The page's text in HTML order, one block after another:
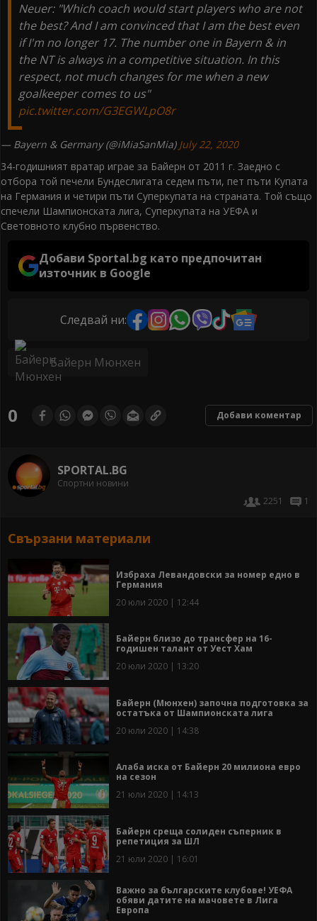
Neuer: "Which coach would start players who are not
the best? And I am convinced that I am the best even
if I'm no longer 17. The number one in Bayern & in
the NT is always in a competitive situation. In this
respect, not much changes for me when a new
goalkeeper comes to us"
pic.twitter.com/G3EGWLpO8r
— Bayern & Germany (@iMiaSanMia) July 22, 2020
34-годишният вратар играе за Байерн от 2011 г. Заедно с
отбора той печели Бундеслигата седем пъти, пет пъти Купата
на Германия и четири пъти Суперкупата на страната. Той също
спечели Шампионската лига, Суперкупата на УЕФА и
Световното клубно първенство.
Добави Sportal.bg като предпочитан
източник в Google
Следвай ни:
Байерн Мюнхен
0 Добави коментар
SPORTAL.BG
Спортни новини
2251
1
Свързани материали
Избраха Левандовски за номер едно в
Германия
20 юли 2020 | 12:44
Байерн близо до трансфер на 16-
годишен талант от Уест Хaм
20 юли 2020 | 13:20
Байерн (Мюнхен) започна подготовка за
остатъка от Шампионската лига
20 юли 2020 | 14:38
Алаба иска от Байерн 20 милиона евро
на сезон
21 юли 2020 | 14:13
Байерн среща солиден съперник в
репетиция за ШЛ
21 юли 2020 | 16:01
Важно за българските клубове! УЕФА
обяви датите на мачовете в Лига
Европа